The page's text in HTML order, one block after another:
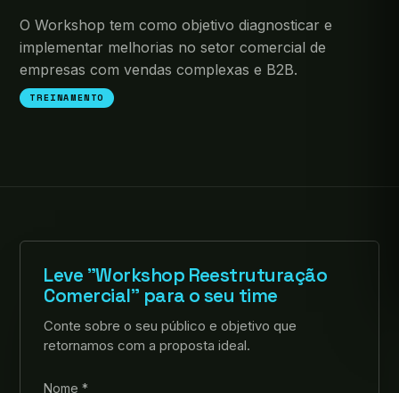
O Workshop tem como objetivo diagnosticar e
implementar melhorias no setor comercial de
empresas com vendas complexas e B2B.
TREINAMENTO
Leve "Workshop Reestruturação
Comercial" para o seu time
Conte sobre o seu público e objetivo que
retornamos com a proposta ideal.
Nome *